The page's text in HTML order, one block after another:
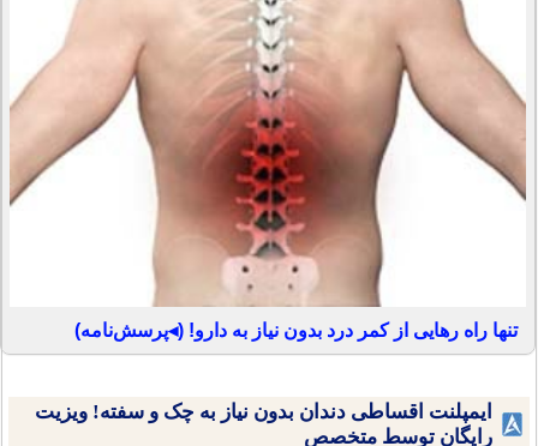
تنها راه رهایی از کمر درد بدون نیاز به دارو! (◂پرسش‌نامه)
ایمپلنت اقساطی دندان بدون نیاز به چک و سفته! ویزیت
رایگان توسط متخصص